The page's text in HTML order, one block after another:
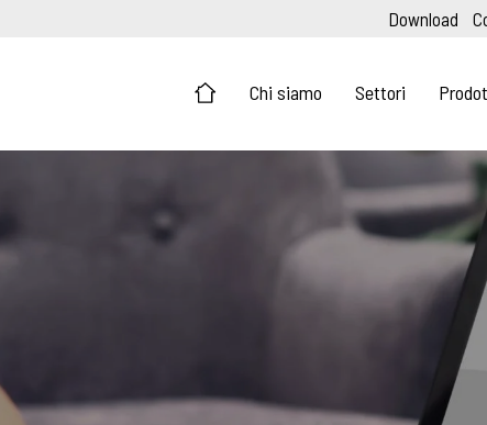
Download
Chi siamo Settori